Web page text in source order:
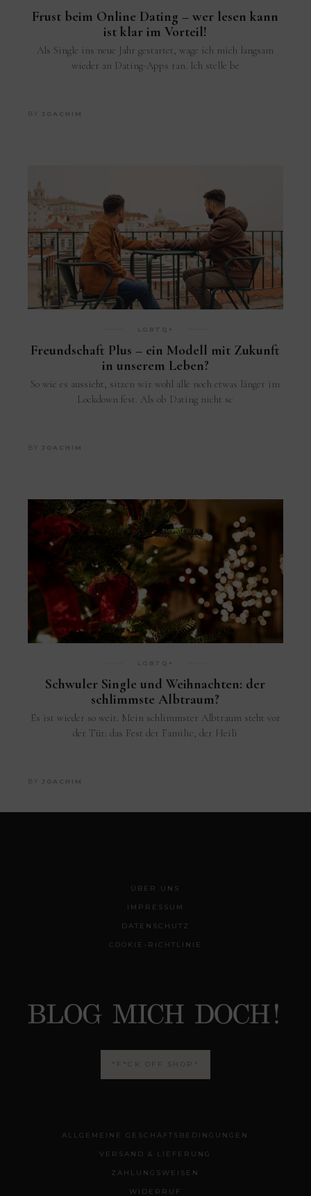
Frust beim Online Dating – wer lesen kann
ist klar im Vorteil!
Als Single ins neue Jahr gestartet, wage ich mich langsam
wieder an Dating-Apps ran. Ich stelle be
BY JOACHIM
LGBTQ+
Freundschaft Plus – ein Modell mit Zukunft
in unserem Leben?
So wie es aussieht, sitzen wir wohl alle noch etwas länger im
Lockdown fest. Als ob Dating nicht sc
BY JOACHIM
LGBTQ+
Schwuler Single und Weihnachten: der
schlimmste Albtraum?
Es ist wieder so weit. Mein schlimmster Albtraum steht vor
der Tür: das Fest der Familie, der Heili
BY JOACHIM
ÜBER UNS
IMPRESSUM
DATENSCHUTZ
COOKIE-RICHTLINIE
"F*CK OFF SHOP"
ALLGEMEINE GESCHÄFTSBEDINGUNGEN
VERSAND & LIEFERUNG
ZAHLUNGSWEISEN
WIDERRUF